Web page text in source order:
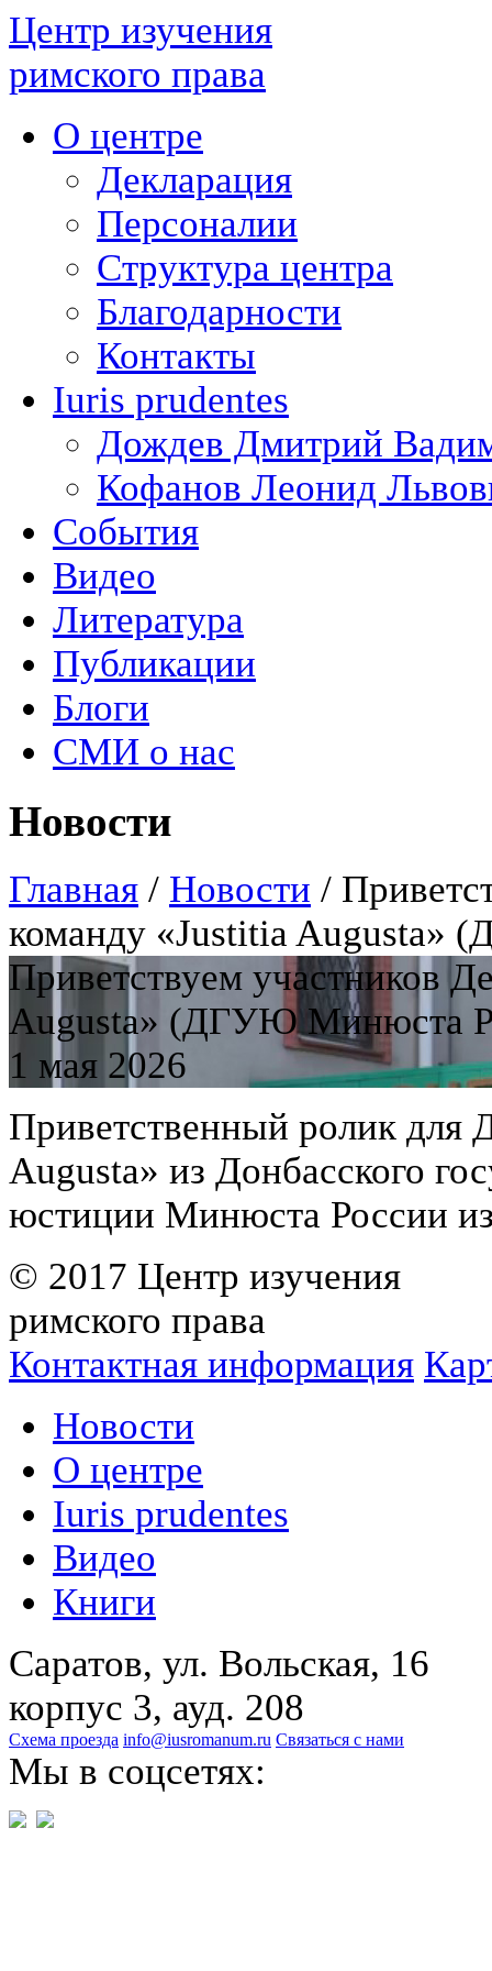
Центр изучения
римского права
О центре
Декларация
Персоналии
Структура центра
Благодарности
Контакты
Iuris prudentes
Дождев Дмитрий
Кофанов Леонид
События
Видео
Литература
Публикации
Блоги
СМИ о нас
Новости
Главная / Новости /
команду «Justitia Augusta»
Приветствуем участников
Augusta» (ДГУЮ Минюста
1 мая 2026
Приветственный ролик для
Augusta» из Донбасского
юстиции Минюста России
© 2017 Центр изучения
римского права
Контактная информация
Новости
О центре
Iuris prudentes
Видео
Книги
Саратов, ул. Вольская, 16
корпус 3, ауд. 208
Схема проезда info@iusromanum.ru Связаться с нами
Мы в соцсетях: